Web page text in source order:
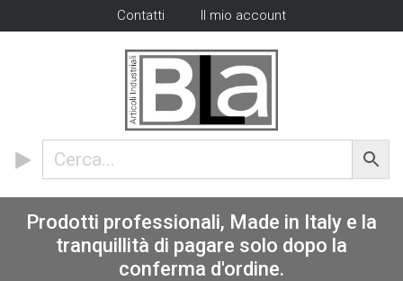
Contatti Il mio account
Prodotti professionali, Made in Italy e la
tranquillità di pagare solo dopo la
conferma d'ordine.